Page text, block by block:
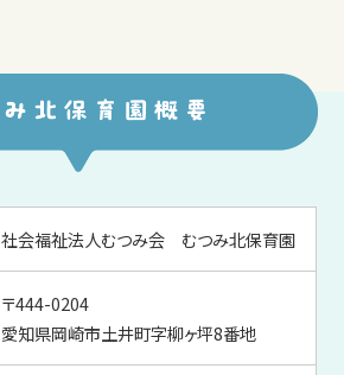
社会福祉法人むつみ会 むつみ北保育園
〒444-0204
愛知県岡崎市土井町字柳ヶ坪8番地